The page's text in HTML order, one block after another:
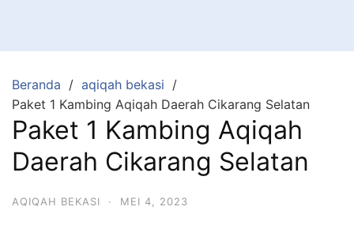
Beranda
aqiqah bekasi
Paket 1 Kambing Aqiqah Daerah Cikarang Selatan
Paket 1 Kambing Aqiqah
Daerah Cikarang Selatan
AQIQAH BEKASI · MEI 4, 2023